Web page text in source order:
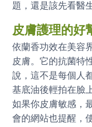
題，還是該先看醫生
皮膚護理的好
依蘭香功效在美容
皮膚。它的抗菌特
說，這不是每個人
基底油後輕拍在臉
如果你皮膚敏感，
會的網站也提醒，